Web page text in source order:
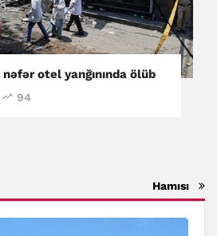
otel yanğınında ölüb
94
Hamısı